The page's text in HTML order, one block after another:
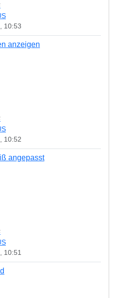
10:53
anzeigen
10:52
angepasst
10:51